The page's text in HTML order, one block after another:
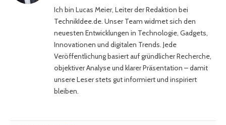
Ich bin Lucas Meier, Leiter der Redaktion bei
TechnikIdee.de. Unser Team widmet sich den
neuesten Entwicklungen in Technologie, Gadgets,
Innovationen und digitalen Trends. Jede
Veröffentlichung basiert auf gründlicher Recherche,
objektiver Analyse und klarer Präsentation – damit
unsere Leser stets gut informiert und inspiriert
bleiben.